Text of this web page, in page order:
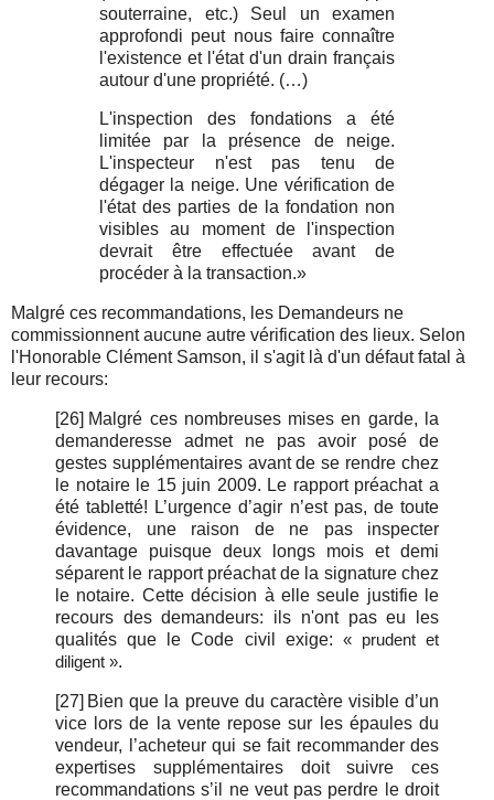
souterraine, etc.) Seul un examen
approfondi peut nous faire connaître
l'existence et l'état d'un drain français
autour d'une propriété. (…)
L'inspection des fondations a été
limitée par la présence de neige.
L'inspecteur n'est pas tenu de
dégager la neige. Une vérification de
l'état des parties de la fondation non
visibles au moment de l'inspection
devrait être effectuée avant de
procéder à la transaction.»
Malgré ces recommandations, les Demandeurs ne
commissionnent aucune autre vérification des lieux. Selon
l'Honorable Clément Samson, il s'agit là d'un défaut fatal à
leur recours:
[26] Malgré ces nombreuses mises en garde, la
demanderesse admet ne pas avoir posé de
gestes supplémentaires avant de se rendre chez
le notaire le 15 juin 2009. Le rapport préachat a
été tabletté! L’urgence d’agir n’est pas, de toute
évidence, une raison de ne pas inspecter
davantage puisque deux longs mois et demi
séparent le rapport préachat de la signature chez
le notaire. Cette décision à elle seule justifie le
recours des demandeurs: ils n'ont pas eu les
qualités que le Code civil exige: « prudent et
diligent ».
[27] Bien que la preuve du caractère visible d’un
vice lors de la vente repose sur les épaules du
vendeur, l’acheteur qui se fait recommander des
expertises supplémentaires doit suivre ces
recommandations s’il ne veut pas perdre le droit